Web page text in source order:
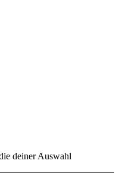
deiner Auswahl